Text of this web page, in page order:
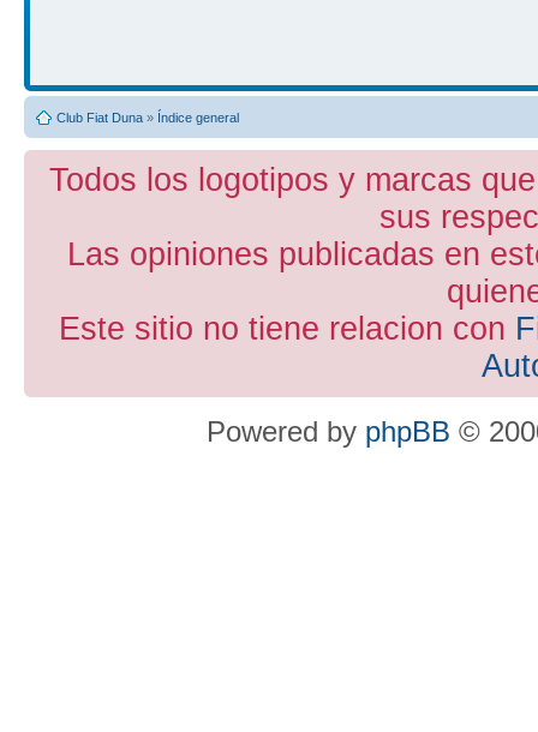
Club Fiat Duna » Índice general
Todos los logotipos y marcas
sus
Las opiniones publicadas en
Este sitio no tiene relacion con
Powered by phpBB ©